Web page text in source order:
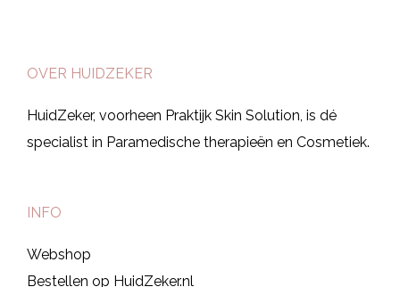
OVER HUIDZEKER
HuidZeker, voorheen Praktijk Skin Solution, is dé
specialist in Paramedische therapieën en Cosmetiek.
INFO
Webshop
Bestellen op HuidZeker.nl